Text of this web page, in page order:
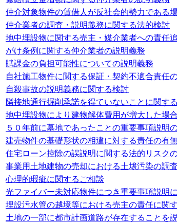
仲介対象物件の賃借人が反社会的勢力である
仲介業者の調査・説明義務に関する法的検討
地中埋設物に関する売主・媒介業者への責任
がけ条例に関する仲介業者の説明義務
賦課金の負担可能性についての説明義務
自社施工物件に関する保証・契約不適合責任
自殺事故の説明義務に関する検討
隣接地通行掘削承諾を得ていないことに関す
地中埋設物により建物解体費用が増大した場
５０年前に墓地であったことの重要事項説明
建売物件の基礎形状の相違に対する責任の有
住宅ローン控除の誤説明に関する法的リスク
事業用土地建物の売却における土壌汚染の調
心理的瑕疵に関するご相談
光ファイバー未対応物件につき重要事項説明
埋設汚水管の越境等における売主の責任に関
土地の一部に都市計画道路が存在することを